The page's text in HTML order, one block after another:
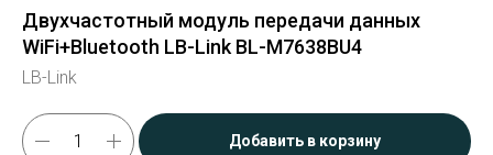
Двухчастотный модуль передачи данных
WiFi+Bluetooth LB-Link BL-M7638BU4
LB-Link
Добавить в корзину